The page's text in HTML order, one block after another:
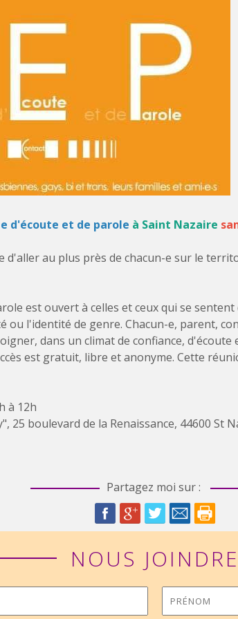
d'écoute et de parole à Saint Nazaire
d'aller au plus près de chacun-e sur le
est ouvert à celles et ceux qui se
ou l'identité de genre. Chacun-e, parent,
dans un climat de confiance,
est gratuit, libre et anonyme. Cette
à 12h
25 boulevard de la Renaissance, 44600 St
Partagez moi sur :
NOUS JOINDRE